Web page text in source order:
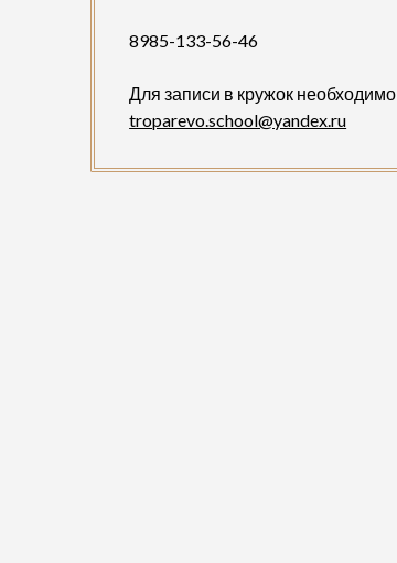
8985-133-56-46
Для записи в кружок
troparevo.school@yandex.ru